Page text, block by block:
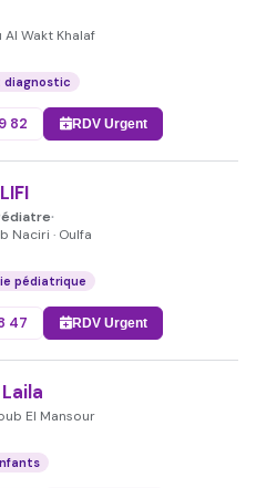
Al Wakt Khalaf
diagnostic
82 RDV Urgent
•
Naciri · Oulfa
pédiatrique
47 RDV Urgent
El Mansour